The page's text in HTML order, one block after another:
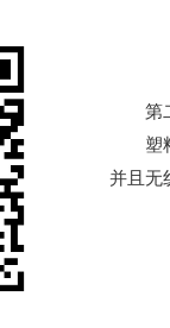
第二
塑料
并且无